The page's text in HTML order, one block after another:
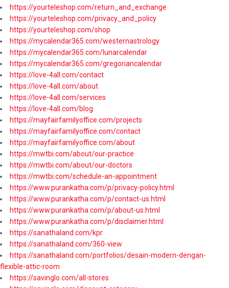
https://yourteleshop.com/return_and_exchange
https://yourteleshop.com/privacy_and_policy
https://yourteleshop.com/shop
https://mycalendar365.com/westernastrology
https://mycalendar365.com/lunarcalendar
https://mycalendar365.com/gregoriancalendar
https://love-4all.com/contact
https://love-4all.com/about
https://love-4all.com/services
https://love-4all.com/blog
https://mayfairfamilyoffice.com/projects
https://mayfairfamilyoffice.com/contact
https://mayfairfamilyoffice.com/about
https://mwtbi.com/about/our-practice
https://mwtbi.com/about/our-doctors
https://mwtbi.com/schedule-an-appointment
https://www.purankatha.com/p/privacy-policy.html
https://www.purankatha.com/p/contact-us.html
https://www.purankatha.com/p/about-us.html
https://www.purankatha.com/p/disclaimer.html
https://sanathaland.com/kpr
https://sanathaland.com/360-view
https://sanathaland.com/portfolios/desain-modern-dengan-
flexible-attic-room
https://savinglo.com/all-stores